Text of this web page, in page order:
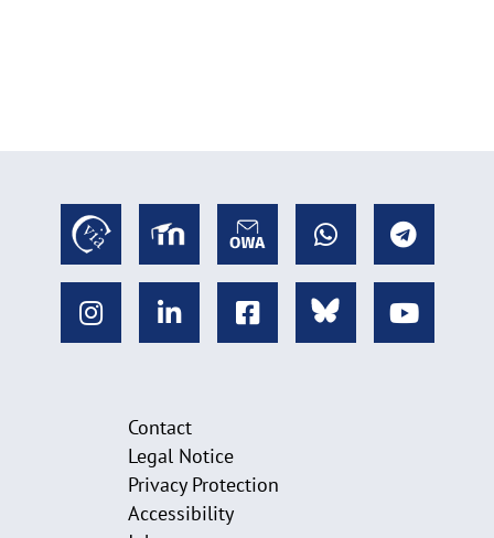
Contact
Legal Notice
Privacy Protection
Accessibility